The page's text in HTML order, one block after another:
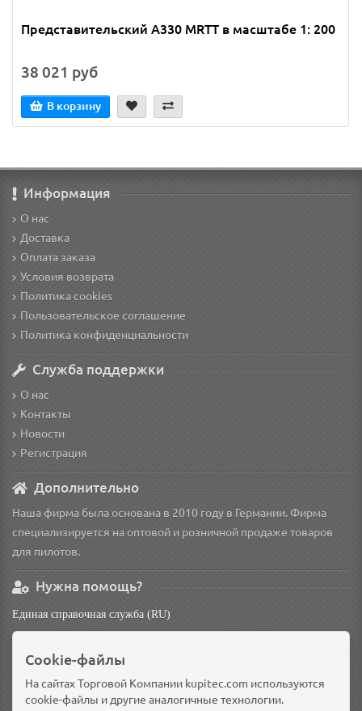
Представительский A330 MRTT в масштабе 1: 200
38 021 руб
В корзину
Информация
О нас
Доставка
Оплата заказа
Условия возврата
Политика cookies
Пользовательское соглашение
Политика конфиденциальности
Служба поддержки
О нас
Контакты
Новости
Регистрация
Дополнительно
Наша фирма была основана в 2010 году в Германии. Фирма
специализируется на оптовой и розничной продаже товаров
для пилотов.
Нужна помощь?
Единая справочная служба (RU)
non
Основной склад: Германия, Берлин
Доп. склад: Россия, Омск
Cookie-файлы
На сайтах Торговой Компании kupitec.com используются
cookie-файлы и другие аналогичные технологии.